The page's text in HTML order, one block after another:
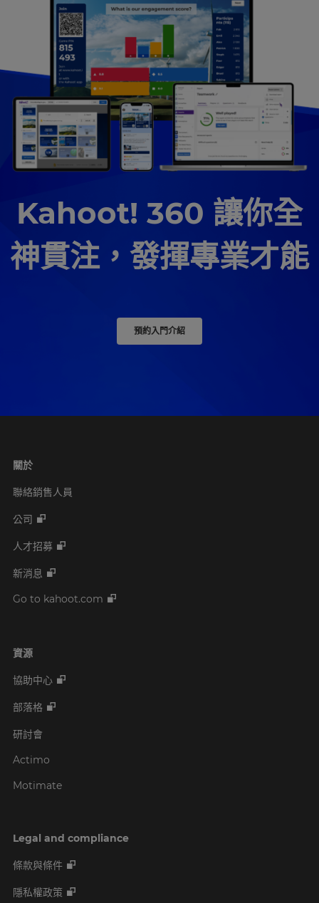
Kahoot! 360 讓你全
神貫注，發揮專業才能
預約入門介紹
關於
聯絡銷售人員
公司
人才招募
新消息
Go to kahoot.com
資源
協助中心
部落格
研討會
Actimo
Motimate
Legal and compliance
條款與條件
隱私權政策